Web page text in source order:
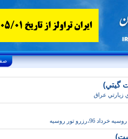
Friday, August 7, 2026 24/صفر/1448
زيارتي عراق
تور روسيه